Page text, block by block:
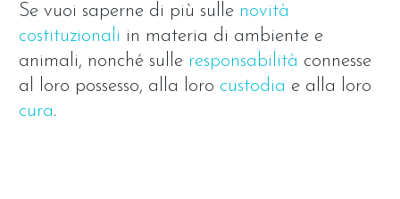
Se vuoi saperne di più sulle novità
costituzionali in materia di ambiente e
animali, nonché sulle responsabilità connesse
al loro possesso, alla loro custodia e alla loro
cura.